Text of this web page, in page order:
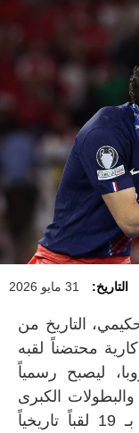
التاريخ: 31 مايو 2026
التاريخ من
محتضناً لقبه
ليصبح رسمياً
والبطولات الكبرى
في تاريخ كرة القدم. وتُوّج حكيمي بـ 19 لقباً تاريخياً